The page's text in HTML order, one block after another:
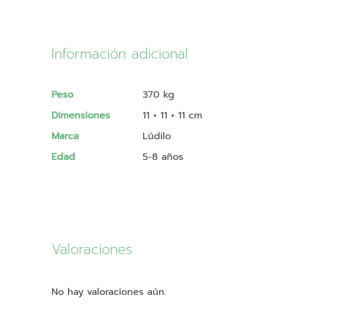
Información adicional
Peso
370 kg
Dimensiones
11 × 11 × 11 cm
Marca
Lúdilo
Edad
5-8 años
Valoraciones
No hay valoraciones aún.